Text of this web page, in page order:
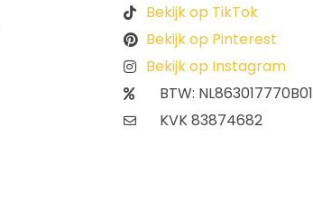
Bekijk op TikTok
Bekijk op Pinterest
Bekijk op Instagram
BTW: NL863017770B01
KVK 83874682